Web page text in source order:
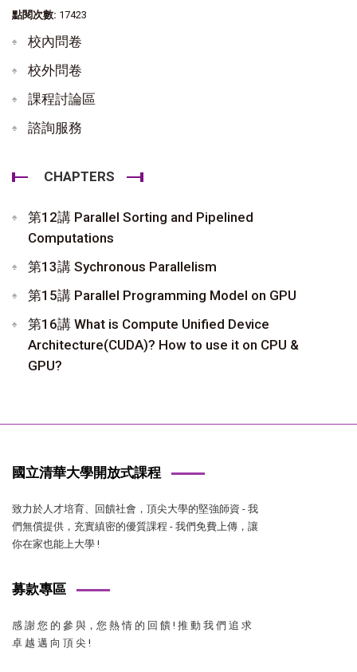
點閱次數: 17423
校內問卷
校外問卷
課程討論區
諮詢服務
CHAPTERS
第12講 Parallel Sorting and Pipelined
Computations
第13講 Sychronous Parallelism
第15講 Parallel Programming Model on GPU
第16講 What is Compute Unified Device
Architecture(CUDA)? How to use it on CPU &
GPU?
國立清華大學開放式課程
致力於人才培育、回饋社會，頂尖大學的堅強師資 - 我
們無償提供，充實縝密的優質課程 - 我們免費上傳，讓
你在家也能上大學 !
募款專區
感 謝 您 的 參 與，您 熱 情 的 回 饋 ! 推 動 我 們 追 求
卓 越 邁 向 頂 尖 !